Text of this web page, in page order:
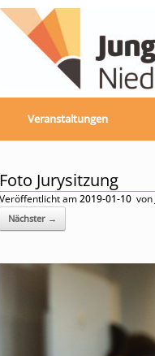
Veranstaltungen
Foto Jurysitzung
Veröffentlicht am2019-01-10 von
Nächster →